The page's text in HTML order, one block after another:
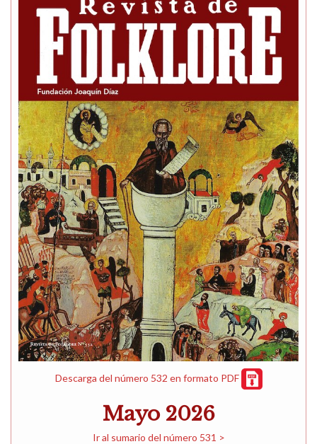
Descarga del número 532 en formato PDF
Mayo 2026
Ir al sumario del número 531 >